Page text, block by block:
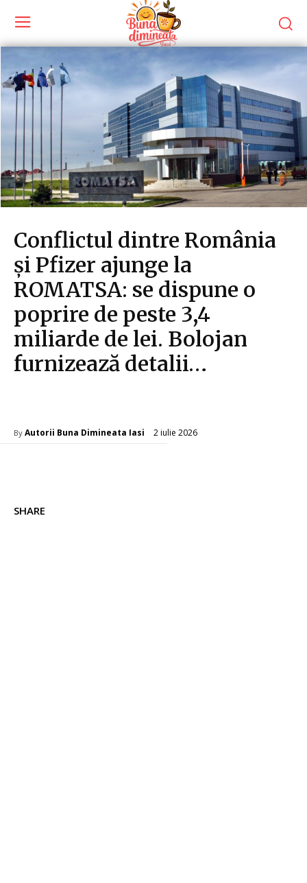
Conflictul dintre România
și Pfizer ajunge la
ROMATSA: se dispune o
poprire de peste 3,4
miliarde de lei. Bolojan
furnizează detalii…
By Autorii Buna Dimineata Iasi 2 iulie 2026
SHARE